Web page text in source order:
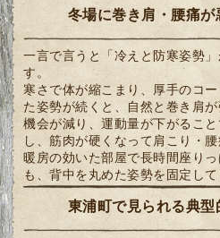
冬場に巻き肩・腰痛
一言で言うと「冷えと防寒姿勢
す。
寒さで体が縮こまり、厚手のコ
た姿勢が続くと、自然と巻き肩
機会が減り、運動量が下がるこ
し、筋肉が硬くなって肩こり・
暖房の効いた部屋で長時間座り
も、背中を丸めた姿勢を固定して
東浦町で見られる典型